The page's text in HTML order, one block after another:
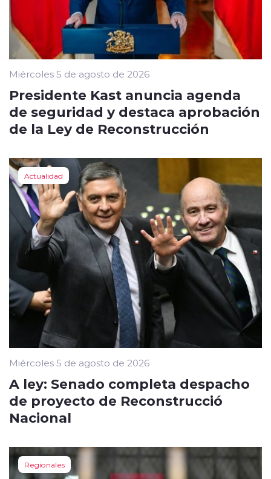
Miércoles 5 de agosto de 2026
Presidente Kast anuncia agenda
de seguridad y destaca aprobación
de la Ley de Reconstrucción
Actualidad
Miércoles 5 de agosto de 2026
A ley: Senado completa despacho
de proyecto de Reconstrucció
Nacional
Regionales